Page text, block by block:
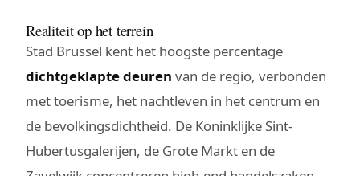
Realiteit op het terrein
Stad Brussel kent het hoogste percentage
dichtgeklapte deuren van de regio, verbonden
met toerisme, het nachtleven in het centrum en
de bevolkingsdichtheid. De Koninklijke Sint-
Hubertusgalerijen, de Grote Markt en de